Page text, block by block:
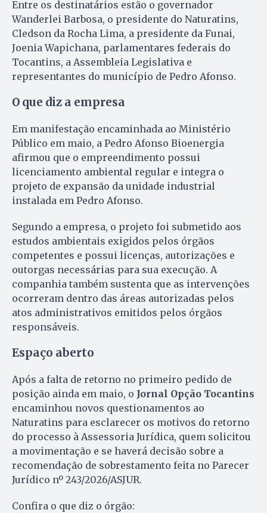
Entre os destinatários estão o governador
Wanderlei Barbosa, o presidente do Naturatins,
Cledson da Rocha Lima, a presidente da Funai,
Joenia Wapichana, parlamentares federais do
Tocantins, a Assembleia Legislativa e
representantes do município de Pedro Afonso.
O que diz a empresa
Em manifestação encaminhada ao Ministério
Público em maio, a Pedro Afonso Bioenergia
afirmou que o empreendimento possui
licenciamento ambiental regular e integra o
projeto de expansão da unidade industrial
instalada em Pedro Afonso.
Segundo a empresa, o projeto foi submetido aos
estudos ambientais exigidos pelos órgãos
competentes e possui licenças, autorizações e
outorgas necessárias para sua execução. A
companhia também sustenta que as intervenções
ocorreram dentro das áreas autorizadas pelos
atos administrativos emitidos pelos órgãos
responsáveis.
Espaço aberto
Após a falta de retorno no primeiro pedido de
posição ainda em maio, o Jornal Opção Tocantins
encaminhou novos questionamentos ao
Naturatins para esclarecer os motivos do retorno
do processo à Assessoria Jurídica, quem solicitou
a movimentação e se haverá decisão sobre a
recomendação de sobrestamento feita no Parecer
Jurídico nº 243/2026/ASJUR.
Confira o que diz o órgão: